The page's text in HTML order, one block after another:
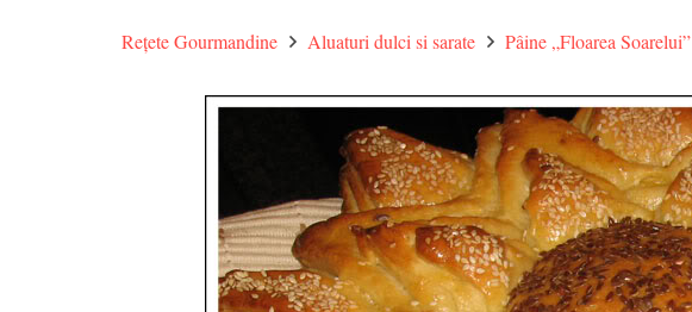
Rețete Gourmandine Aluaturi dulci si sarate Pâine „Floarea Soarelui”